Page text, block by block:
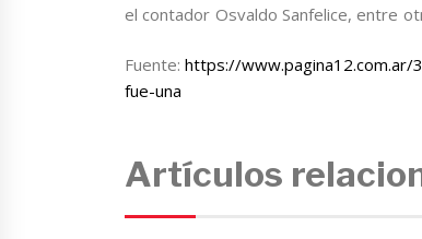
el contador Osvaldo Sanfelice, entre
Fuente:https://
fue-una
Artículos